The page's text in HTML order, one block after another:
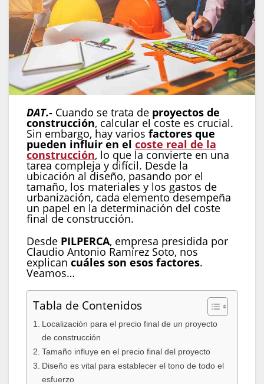
DAT.- Cuando se trata de proyectos de
construcción, calcular el coste es crucial.
Sin embargo, hay varios factores que
pueden influir en el coste real de la
construcción, lo que la convierte en una
tarea compleja y difícil. Desde la
ubicación al diseño, pasando por el
tamaño, los materiales y los gastos de
urbanización, cada elemento desempeña
un papel en la determinación del coste
final de construcción.
Desde PILPERCA, empresa presidida por
Claudio Antonio Ramírez Soto, nos
explican cuáles son esos factores.
Veamos…
Tabla de Contenidos
Localización para el precio final de un proyecto
de construcción
Tamaño influye en el precio final del proyecto
Diseño es vital para establecer el tono de todo el
esfuerzo